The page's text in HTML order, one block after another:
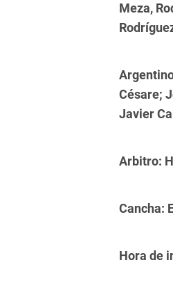
Meza,
Césare;
Javier
Arbitro:
Cancha:
Hora de